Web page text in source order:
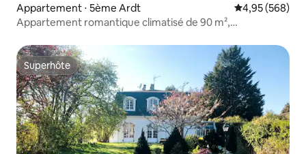
Appartement ⋅ 5ème Ardt Évaluation
4,95 (568)
Appartement romantique climatisé de 90 m²,
Dame
Superhôte
Superhôte